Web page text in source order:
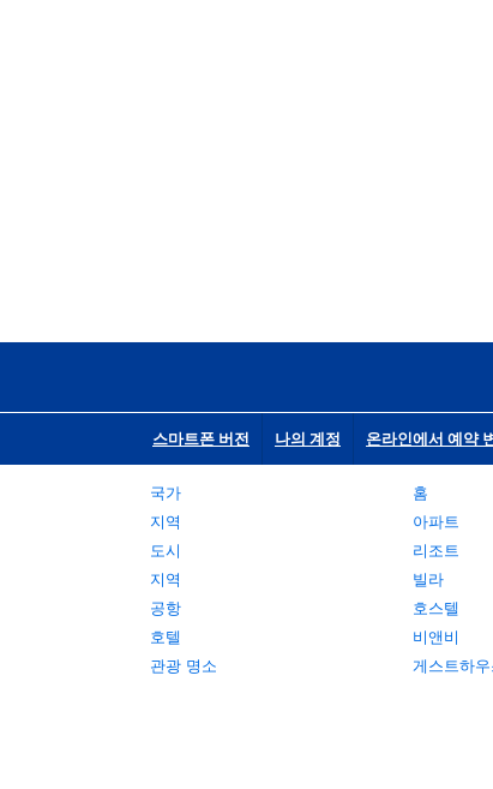
스마트폰 버전 나의 계정 온라인에서 예약
국가
지역
도시
지역
공항
호텔
관광 명소
홈
아파트
리조트
빌라
호스텔
비앤비
게스트하우